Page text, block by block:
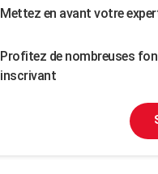
Mettez en avant votre
Profitez de nombreuses
inscrivant